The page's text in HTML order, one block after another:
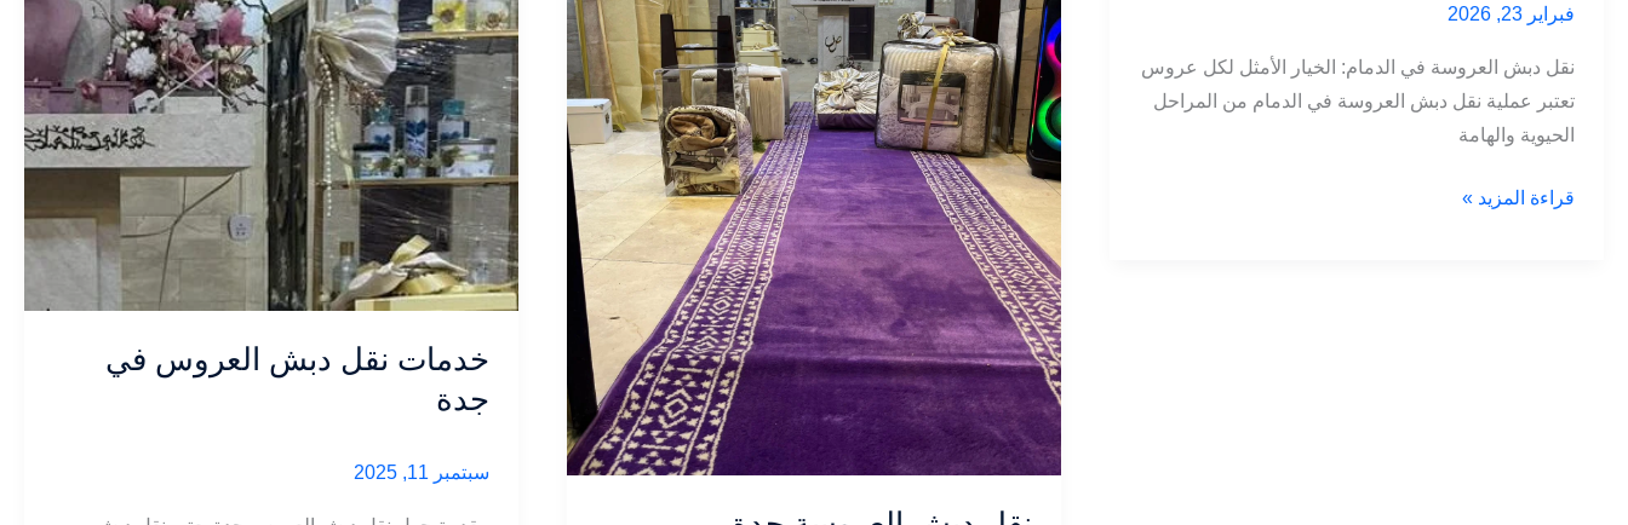
فبراير 23, 2026
نقل دبش العروسة في الدمام: الخيار الأمثل لكل عروس
تعتبر عملية نقل دبش العروسة في الدمام من المراحل
الحيوية والهامة
نقل
قراءة المزيد »
خدمات نقل دبش العروس في
جدة
سبتمبر 11, 2025